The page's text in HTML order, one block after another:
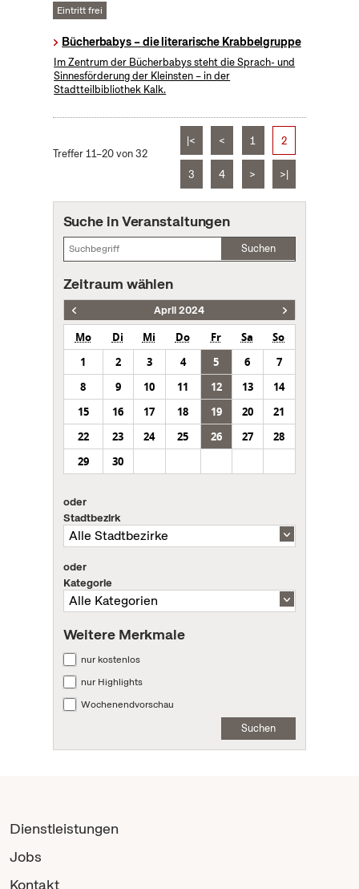
Eintritt frei
Bücherbabys – die literarische Krabbelgruppe
Im Zentrum der Bücherbabys steht die Sprach- und
Sinnesförderung der Kleinsten – in der
Stadtteilbibliothek Kalk.
Treffer 11–20 von 32
|< < 1 2
3 4 > >|
Suche in Veranstaltungen
Suchen
Zeitraum wählen
April 2024
Mo Di Mi Do Fr Sa
So
1
2 3 4 5 6
7
8
9 10 11 12 13
14
15
16 17 18 19 20
21
22
23 24 25 26 27
28
29
30
oder
Stadtbezirk
oder
Kategorie
Weitere Merkmale
nur kostenlos
nur Highlights
Wochenendvorschau
Suchen
Dienstleistungen
Jobs
Kontakt